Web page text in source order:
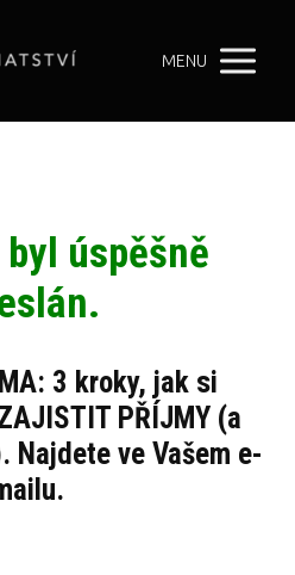
MENU
úspěšně
3 kroky, jak si
PŘÍJMY (a
ve Vašem e-